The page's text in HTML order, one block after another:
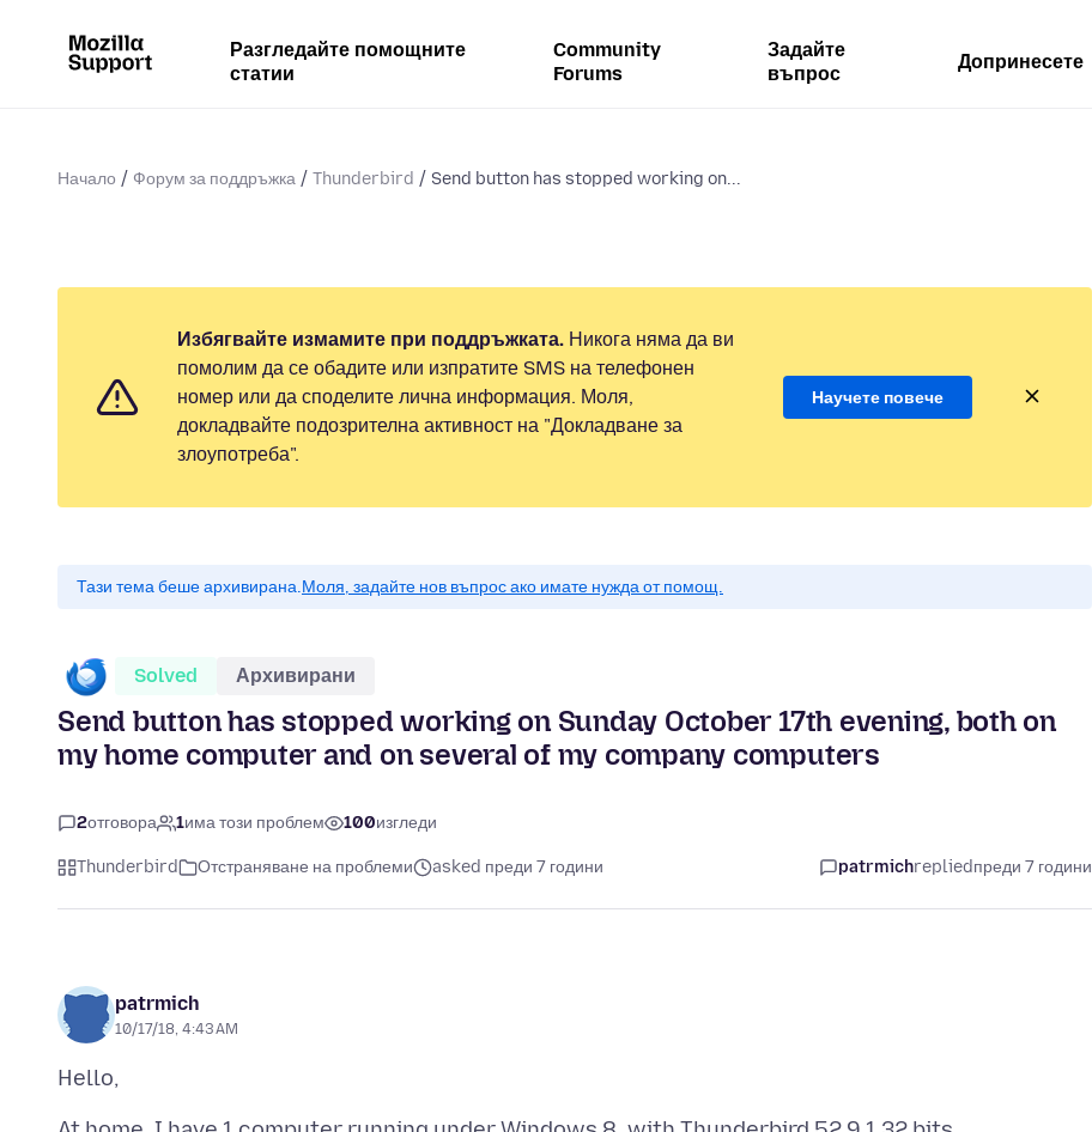
Разгледайте помощните
статии
Community
Forums
Задайте
въпрос
Допринесете
Начало Форум за поддръжка Thunderbird Send button has stopped working on...
Избягвайте измамите при поддръжката. Никога няма да ви
помолим да се обадите или изпратите SMS на телефонен
номер или да споделите лична информация. Моля,
докладвайте подозрителна активност на "Докладване за
злоупотреба".
Научете повече
Тази тема беше архивирана.Моля, задайте нов въпрос ако имате нужда от помощ.
Solved Архивирани
Send button has stopped working on Sunday October 17th evening, both on
my home computer and on several of my company computers
2отговора 1има този проблем 100изгледи
Thunderbird Отстраняване на проблеми asked преди 7 години patrmichrepliedпреди 7 години
patrmich
10/17/18, 4:43 AM